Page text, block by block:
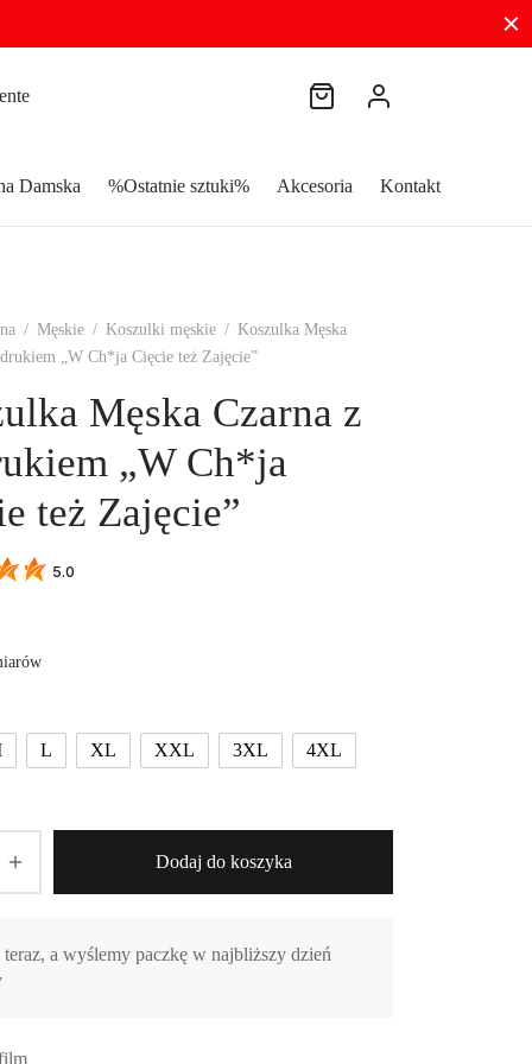
Damska %Ostatnie sztuki% Akcesoria Kontakt
/ Męskie / Koszulki męskie / Koszulka Męska
„W Ch*ja Cięcie też Zajęcie”
Męska Czarna z
„W Ch*ja
też Zajęcie”
5.0
L XL XXL 3XL 4XL
Dodaj do koszyka
a wyślemy paczkę w najbliższy dzień